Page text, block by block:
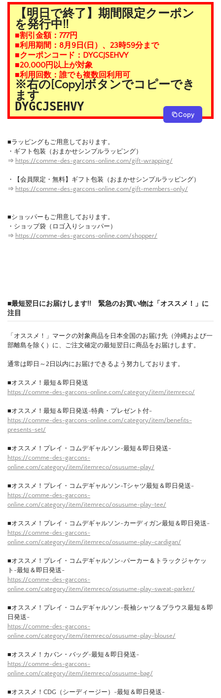
【明日で終了】期間限定クーポン
を発行中!!
■割引金額：777円
■利用期間：8月9日(日）、23時59分まで
■クーポンコード：DYGCJSEHVY
■20,000円以上が対象
■利用回数：誰でも複数回利用可
※右の[Copy]ボタンでコピーでき
ます
DYGCJSEHVY
Copy
■ラッピングもご用意しております。
・ギフト包装（おまかせシンプルラッピング）
⇒ https://comme-des-garcons-online.com/gift-wrapping/
・【会員限定・無料】ギフト包装（おまかせシンプルラッピング）
⇒ https://comme-des-garcons-online.com/gift-members-only/
■ショッパーもご用意しております。
・ショップ袋（ロゴ入りショッパー）
⇒ https://comme-des-garcons-online.com/shopper/
■最短翌日にお届けします!! 緊急のお買い物は「オススメ！」に
注目
「オススメ！」マークの対象商品を日本全国のお届け先（沖縄および一
部離島を除く）に、ご注文確定の最短翌日に商品をお届けします。
通常は即日～2日以内にお届けできるよう努力しております。
■オススメ！最短＆即日発送
https://comme-des-garcons-online.com/category/item/itemreco/
■オススメ！最短＆即日発送-特典・プレゼント付-
https://comme-des-garcons-online.com/category/item/benefits-
presents-set/
■オススメ！プレイ・コムデギャルソン-最短＆即日発送-
https://comme-des-garcons-
online.com/category/item/itemreco/osusume-play/
■オススメ！プレイ・コムデギャルソン-Tシャツ最短＆即日発送-
https://comme-des-garcons-
online.com/category/item/itemreco/osusume-play-tee/
■オススメ！プレイ・コムデギャルソン-カーディガン最短＆即日発送-
https://comme-des-garcons-
online.com/category/item/itemreco/osusume-play-cardigan/
■オススメ！プレイ・コムデギャルソン-パーカー＆トラックジャケッ
ト-最短＆即日発送-
https://comme-des-garcons-
online.com/category/item/itemreco/osusume-play-sweat-parker/
■オススメ！プレイ・コムデギャルソン-長袖シャツ＆ブラウス最短＆即
日発送-
https://comme-des-garcons-
online.com/category/item/itemreco/osusume-play-blouse/
■オススメ！カバン・バッグ-最短＆即日発送-
https://comme-des-garcons-
online.com/category/item/itemreco/osusume-bag/
■オススメ！CDG（シーディージー）-最短＆即日発送-